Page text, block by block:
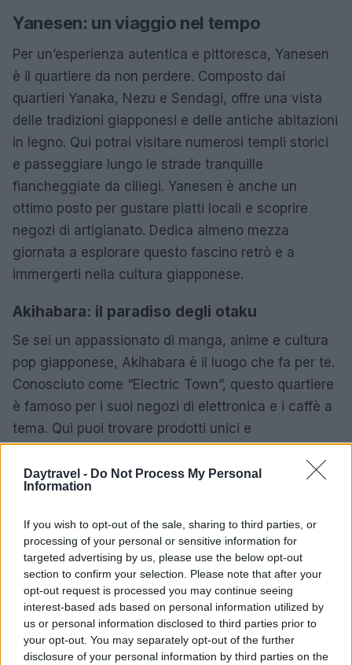
Daytravel - Do Not Process My Personal
Information
If you wish to opt-out of the sale, sharing to third parties, or
processing of your personal or sensitive information for
targeted advertising by us, please use the below opt-out
section to confirm your selection. Please note that after your
opt-out request is processed you may continue seeing
interest-based ads based on personal information utilized by
us or personal information disclosed to third parties prior to
your opt-out. You may separately opt-out of the further
disclosure of your personal information by third parties on the
Yanesen: un viaggio nel tempo
Per un’esperienza autentica e pittoresca, Yanesen
è il quartiere da non perdere. Composto dai
quartieri Yanaka, Nezu e Sendagi, offre una vista
delle tradizioni giapponesi e delle antiche abitazioni
in legno. Qui potrai visitare numerosi templi storici
e passeggiare lungo le strade tranquille
fiancheggiate da ciliegi. Yanesen è anche un
ottimo posto per gustare piatti locali e scoprire
negozi di artigianato. Dedica almeno mezza
giornata a esplorare questo fascino retrò e a
immergerti nella cultura giapponese.
Akihabara: il paradiso degli otaku
Se sei un appassionato di manga, anime e cultura
pop giapponese, Akihabara è il luogo che fa per te.
Conosciuto come “Electric Town”, questo quartiere
è famoso per i suoi negozi di elettronica e i caffè a
tema. Qui puoi trovare prodotti unici e
collezionabili, oltre a vivere l’esperienza dei famosi
“maid café”, dove le cameriere vestite in stile
manga intrattengono i clienti. Akihabara è una
più giovane e innovativo di Tokyo.
Odaiba: modernità e divertimento
Situata su un’isola artificiale nella baia di Tokyo,
Odaiba è una delle destinazioni più moderne e
divertenti della città. Da ex zona industriale, si è